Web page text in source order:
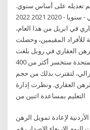
تعديله على أساس سنوي.
التوقعات - معدل الرهن العقاري - فصلي - سنويا - 2020 2021 2022
في ابريل من هذا العام،
المقيمين، وحصلت
العقاري في روبل بلغت
البنك أظهر تحليل داخلي أن حكومة الولايات المتحدة ستخسر أكثر من 400
لتقترب بذلك من حجم
العقاري. ونظرت إدارة
التعليم بمساعدة اثنين من
لإعادة تمويل الرهن